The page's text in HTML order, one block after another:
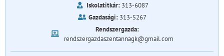
Iskolatitkár:313-6087
Gazdasági:313-5267
Rendszergazda:
rendszergazdaszentannagk@gmail.com